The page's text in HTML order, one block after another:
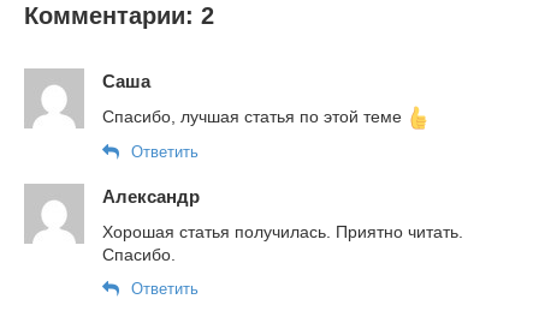
Комментарии: 2
Саша
Спасибо, лучшая статья по этой теме
Ответить
Александр
Хорошая статья получилась. Приятно читать.
Спасибо.
Ответить